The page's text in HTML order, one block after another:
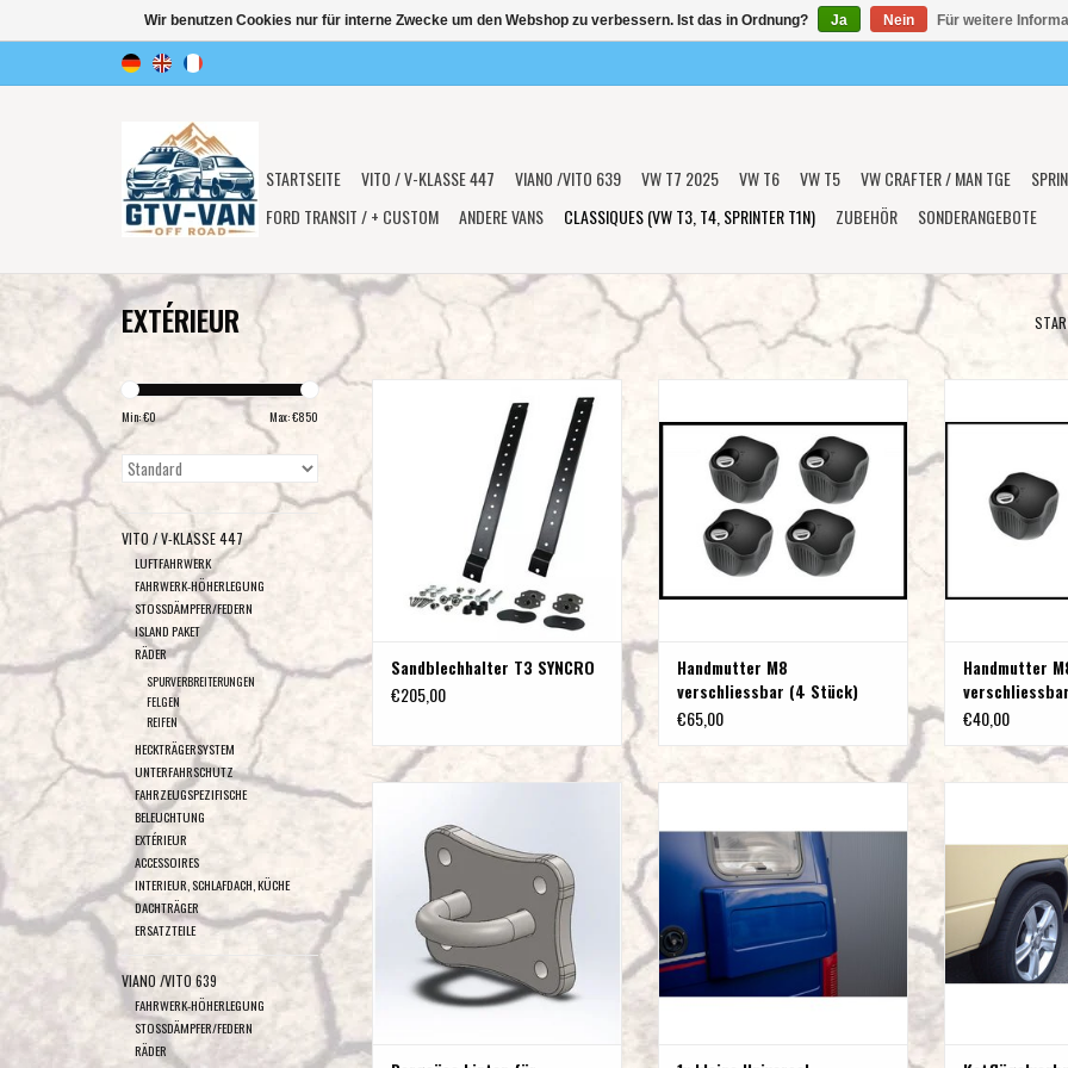
STARTSEITE VITO / V-KLASSE 447 VIANO /VITO 639 VW T7 2025 VW T6 VW T5 VW CRAFTER / MAN TGE
FORD TRANSIT / + CUSTOM
ANDERE VANS CLASSIQUES (VW T3, T4, SPRINTER T1N) ZUBEHÖR SONDERANGEBOTE
EXTÉRIEUR
Min: €0 Max: €850
VITO / V-KLASSE 447
LUFTFAHRWERK
FAHRWERK-HÖHERLEGUNG
STOSSDÄMPFER/FEDERN
ISLAND PAKET
RÄDER
SPURVERBREITERUNGEN
FELGEN
REIFEN
HECKTRÄGERSYSTEM
UNTERFAHRSCHUTZ
FAHRZEUGSPEZIFISCHE
BELEUCHTUNG
EXTÉRIEUR
ACCESSOIRES
INTERIEUR, SCHLAFDACH, KÜCHE
DACHTRÄGER
ERSATZTEILE
VIANO /VITO 639
FAHRWERK-HÖHERLEGUNG
STOSSDÄMPFER/FEDERN
RÄDER
SYNCRO. Passend für fast alle
Sandbleche. Zum Anschrauben
(Abnehmbar)
Lieferung ohne Handmuttern
ZUM WARENKORB HINZUFÜGEN
Sandblechhalter T3 SYNCRO
€205,00
Vorhängeschloss
ZUM WARENKORB HINZUFÜGEN
Handmutter M8
verschliessbar (4 Stück)
€65,00
ZUM
Handmutter
€40,00
ZUM WARENKORB HINZUFÜGEN
Querschlafen/Stauraum passend für
diverse Vans
ZUM WARENKORB HINZUFÜGEN
ZUM
Wir benutzen Cookies nur für interne Zwecke um den Webshop zu verbessern. Ist das in Ordnung? Ja Nein Für weitere